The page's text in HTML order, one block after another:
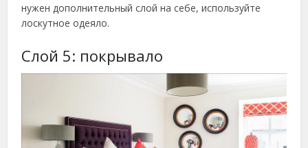
нужен дополнительный слой на себе, используйте
лоскутное одеяло.
Слой 5: покрывало